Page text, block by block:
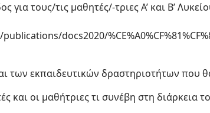
για τους/τις μαθητές/-τριες Α’ και Β’
docs2020/
των εκπαιδευτικών δραστηριοτήτων που
και οι μαθήτριες τι συνέβη στη